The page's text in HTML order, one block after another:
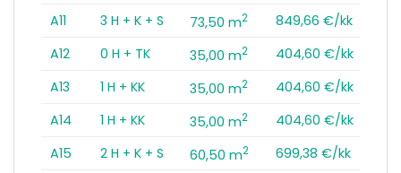
A11
3 H + K + S 73,50 m2
849,66 €/kk
A12
0 H + TK 35,00 m2
404,60 €/kk
A13
1 H + KK 35,00 m2
404,60 €/kk
A14
1 H + KK 35,00 m2
404,60 €/kk
A15
2 H + K + S 60,50 m2
699,38 €/kk